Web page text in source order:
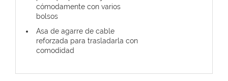
cómodamente con varios
bolsos
Asa de agarre de cable
reforzada para trasladarla con
comodidad